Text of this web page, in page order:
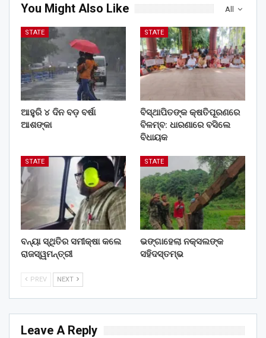
All
You Might Also Like
STATE
ଆହୁରି ୪ ଦିନ ବଡ଼ ବର୍ଷା
ଆଶଙ୍କା
STATE
ବିସ୍ଥାପିତଙ୍କ କ୍ଷତିପୂରଣରେ
ବିଳମ୍ବ: ଧାରଣାରେ ବସିଲେ
ବିଧାୟକ
STATE
ବନ୍ୟା ସ୍ଥିତିର ସମୀକ୍ଷା କଲେ
ରାଜସ୍ୱମନ୍ତ୍ରୀ
STATE
ଭଙ୍ଗାହେଲା ନକ୍ସଲଙ୍କ
ସହିଦସ୍ତମ୍ଭ
PREV NEXT
Leave A Reply